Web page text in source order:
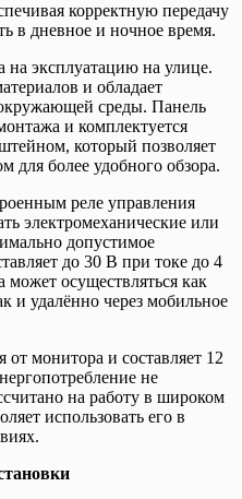
корректную передачу
в дневное и ночное время.
на эксплуатацию на улице.
и обладает
среды. Панель
и комплектуется
который позволяет
для более удобного обзора.
реле управления
электромеханические или
допустимое
до 30 В при токе до 4
осуществляться как
и удалённо через мобильное
монитора и составляет 12
не
на работу в широком
использовать его в